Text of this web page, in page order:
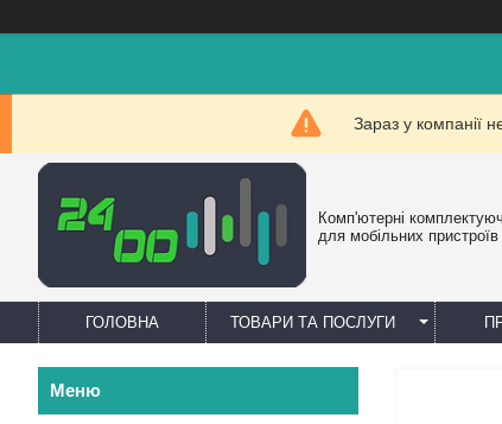
Зараз у компанії
Комп'ютерні
для мобільних пристроїв
ГОЛОВНА ТОВАРИ ТА ПОСЛУГИ